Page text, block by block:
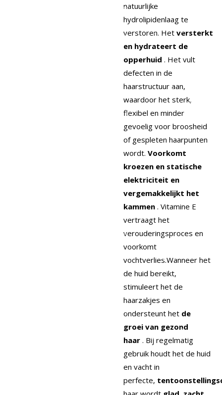
natuurlijke
hydrolipidenlaag te
verstoren. Het versterkt
en hydrateert de
opperhuid . Het vult
defecten in de
haarstructuur aan,
waardoor het sterk,
flexibel en minder
gevoelig voor broosheid
of gespleten haarpunten
wordt. Voorkomt
kroezen en statische
elektriciteit en
vergemakkelijkt het
kammen . Vitamine E
vertraagt ​​het
verouderingsproces en
voorkomt
vochtverlies.Wanneer het
de huid bereikt,
stimuleert het de
haarzakjes en
ondersteunt het de
groei van gezond
haar . Bij regelmatig
gebruik houdt het de huid
en vacht in
perfecte,